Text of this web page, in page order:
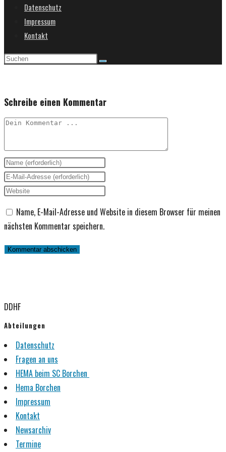
umschalten
Datenschutz
Impressum
Kontakt
Schreibe einen Kommentar
Kommentieren
Gib
deinen
Namen
Benutzernamen
zum
Kommentieren
Gib
deine
Mail-
Adresse
zum
Gib
Website-
URL
ein
Name, E-Mail-Adresse und Website in diesem Browser für meinen
nächsten Kommentar speichern.
DDHF
Abteilungen
Datenschutz
Fragen an uns
HEMA beim SC Borchen
Hema Borchen
Impressum
Kontakt
Newsarchiv
Termine